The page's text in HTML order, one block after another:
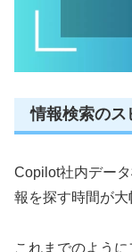
情報検索のス
Copilot社内デー
報を探す時間が大
これまでのよう